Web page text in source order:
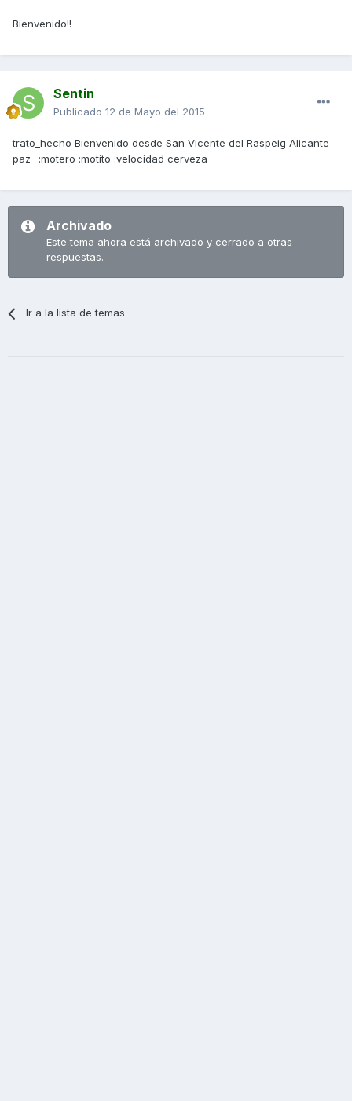
Bienvenido!!
Sentin
Publicado 12 de Mayo del 2015
trato_hecho Bienvenido desde San Vicente del Raspeig Alicante
paz_ :motero :motito :velocidad cerveza_
Archivado
Este tema ahora está archivado y cerrado a otras
respuestas.
Ir a la lista de temas